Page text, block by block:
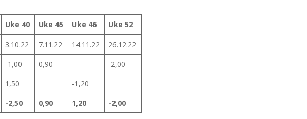
Uke 40 Uke 45 Uke 46 Uke 52
3.10.22 7.11.22 14.11.22
26.12.22
-1,00 0,90
-2,00
1,50
-1,20
-2,50 0,90 1,20 -2,00